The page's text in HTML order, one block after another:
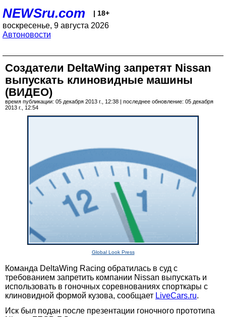
NEWSru.com | 18+
воскресенье, 9 августа 2026
Автоновости
Создатели DeltaWing запретят Nissan
выпускать клиновидные машины
(ВИДЕО)
время публикации: 05 декабря 2013 г., 12:38 | последнее обновление: 05 декабря
2013 г., 12:54
Global Look Press
Команда DeltaWing Racing обратилась в суд с
требованием запретить компании Nissan выпускать и
использовать в гоночных соревнованиях спорткары с
клиновидной формой кузова, сообщает LiveCars.ru.
Иск был подан после презентации гоночного прототипа